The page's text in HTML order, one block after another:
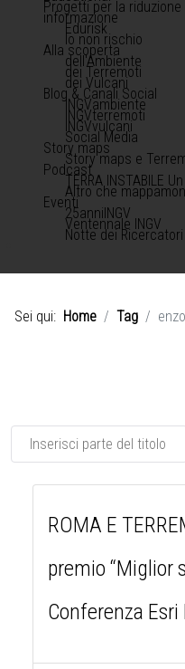
Progetti per la
informazione
Edurisk
Io non rischio
Alla scoperta
dell'Ambiente
dei Terremoti
dei Vulcani
Blog & Canali Social
INGVambiente
INGVterremoti
INGVvulcani
Social Media
Story maps
Story maps e
Podcast
TERRA INSTABILE
Altro che
Eventi
25anniINGV
Ventennale INGV
Notte dei Ricercatori
Sei qui: Home Tag
Inserisci parte del titolo
ROMA E
premio “Miglior
Conferenza Esri